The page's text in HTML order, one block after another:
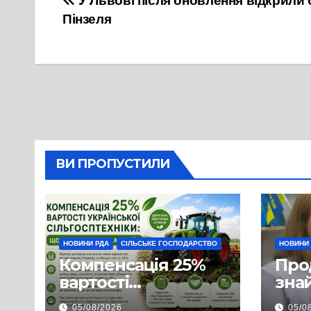
Пінзеля
ВИ ПРОПУСТИЛИ
НОВИНИ РДА СІЛЬСЬКЕ ГОСПОДАРСТВО
Компенсація 25%
вартості
української
05/08/2026
НОВИНИ
05/